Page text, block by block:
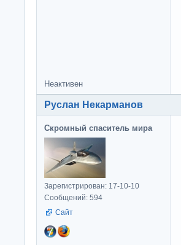
Неактивен
Руслан Некарманов
Скромный спаситель мира
Зарегистрирован: 17-10-10
Сообщений: 594
Сайт